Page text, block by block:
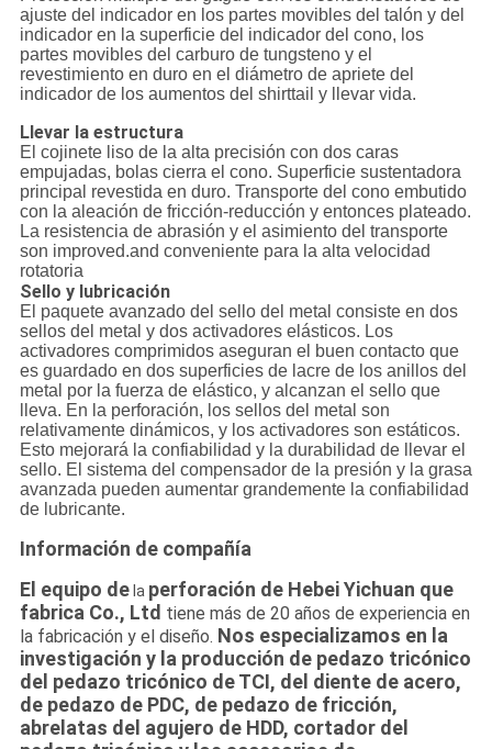
ajuste del indicador en los partes movibles del talón y del
indicador en la superficie del indicador del cono, los
partes movibles del carburo de tungsteno y el
revestimiento en duro en el diámetro de apriete del
indicador de los aumentos del shirttail y llevar vida.
Llevar la estructura
El cojinete liso de la alta precisión con dos caras
empujadas, bolas cierra el cono. Superficie sustentadora
principal revestida en duro. Transporte del cono embutido
con la aleación de fricción-reducción y entonces plateado.
La resistencia de abrasión y el asimiento del transporte
son improved.and conveniente para la alta velocidad
rotatoria
Sello y lubricación
El paquete avanzado del sello del metal consiste en dos
sellos del metal y dos activadores elásticos. Los
activadores comprimidos aseguran el buen contacto que
es guardado en dos superficies de lacre de los anillos del
metal por la fuerza de elástico, y alcanzan el sello que
lleva. En la perforación, los sellos del metal son
relativamente dinámicos, y los activadores son estáticos.
Esto mejorará la confiabilidad y la durabilidad de llevar el
sello. El sistema del compensador de la presión y la grasa
avanzada pueden aumentar grandemente la confiabilidad
de lubricante.
Información de compañía
El equipo dela perforación de Hebei Yichuan que
fabrica Co., Ltd tiene más de 20 años de experiencia en
la fabricación y el diseño. Nos especializamos en la
investigación y la producción de pedazo tricónico
del pedazo tricónico de TCI, del diente de acero,
de pedazo de PDC, de pedazo de fricción,
abrelatas del agujero de HDD, cortador del